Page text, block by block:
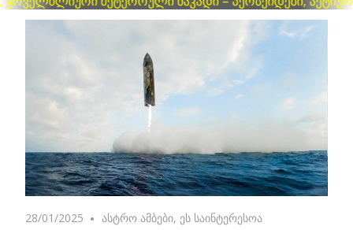
28/01/2025 No comments
ასტრო ამბები, ეს საინტერესოა